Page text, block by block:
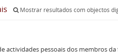
Mostrar resultados com objectos
pessoais dos membros